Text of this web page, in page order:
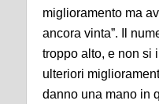
miglioramento ma
ancora vinta”. Il
troppo alto, e non si
ulteriori
danno una mano in